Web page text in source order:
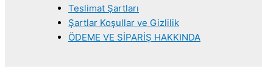
Teslimat Şartları
Şartlar Koşullar ve Gizlilik
ÖDEME VE SİPARİŞ HAKKINDA